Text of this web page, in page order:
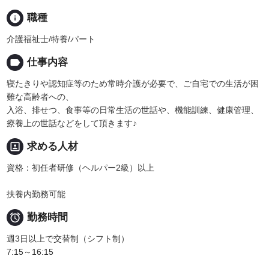
info 職種
介護福祉士/特養/パート
label 仕事内容
寝たきりや認知症等のため常時介護が必要で、ご自宅での生活が困
難な高齢者への、
入浴、排せつ、食事等の日常生活の世話や、機能訓練、健康管理、
療養上の世話などをして頂きます♪
portrait 求める人材
資格：初任者研修（ヘルパー2級）以上
扶養内勤務可能
 勤務時間
週3日以上で交替制（シフト制）
7:15～16:15